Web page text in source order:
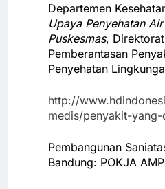
Departemen
Upaya Penyehatan
Puskesmas,
Pemberantasan
Penyehatan
http://
medis/penyakit-
Pembangunan
Bandung: POKJA